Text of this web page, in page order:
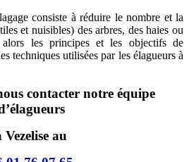
consiste à réduire le nombre et la
et nuisibles) des arbres, des haies ou
alors les principes et les objectifs de
techniques utilisées par les élagueurs à
contacter notre équipe
Vezelise au